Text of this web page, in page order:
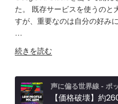
り"
の
ィ
ン
グ"
の
と
可
能
性
「Fish
ユ
ー
ス
５
年
か
け
て
か
っ
た
RSS
RSS FEED
LINK
た。 既存サービスを使うのと
すが、重要なのは自分の好み
…
"【自
ア
プ
リ
続きを読む
声に偏る世界線 - ポ